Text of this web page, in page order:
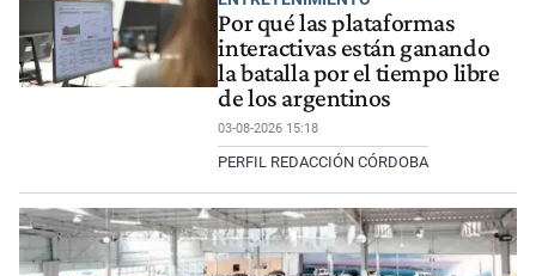
Por qué las plataformas
interactivas están ganando
la batalla por el tiempo libre
de los argentinos
03-08-2026 15:18
PERFIL REDACCIÓN CÓRDOBA